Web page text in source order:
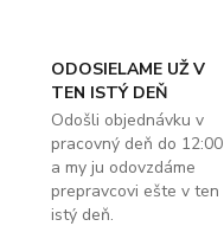
ODOSIELAME UŽ V
TEN ISTÝ DEŇ
Odošli objednávku v
pracovný deň do 12:00
a my ju odovzdáme
prepravcovi ešte v ten
istý deň.